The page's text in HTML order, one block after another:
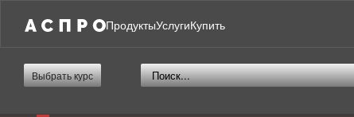
ПродуктыУслугиКупить
Выбрать курс